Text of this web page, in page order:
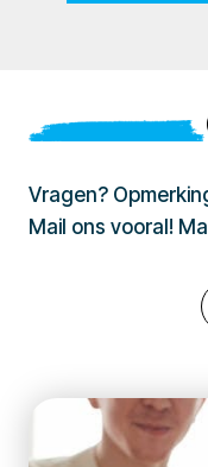
Vragen?
Mail ons vooral!